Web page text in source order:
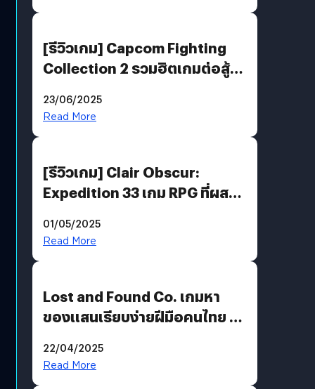
[รีวิวเกม] Capcom Fighting
Collection 2 รวมฮิตเกมต่อสู้ใน
23/06/2025
Read More
[รีวิวเกม] Clair Obscur:
Expedition 33 เกม RPG ที่ผสาน
ได้ลงตัว
01/05/2025
Read More
Lost and Found Co. เกมหา
ของแสนเรียบง่ายฝีมือคนไทย ที่
ตัวคุณ
22/04/2025
Read More